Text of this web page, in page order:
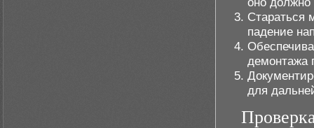
Стараться
падение
демонтажа
для